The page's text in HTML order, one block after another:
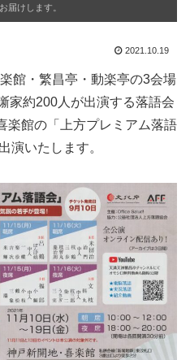
届けします。
2021.10.19
館・繁昌亭・動楽亭の3会場
家約200人が出演する落語会
楽館の「上方プレミアム落語
演いたします。